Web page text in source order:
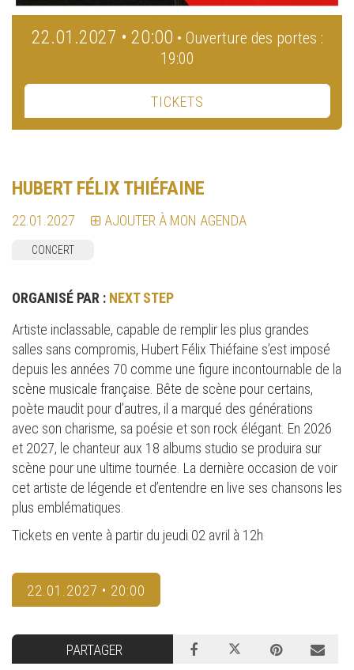
22.01.2027 • 20:00 • Ouverture des portes :
19:00
TICKETS
HUBERT FÉLIX THIÉFAINE
22.01.2027 AJOUTER À MON AGENDA
CONCERT
ORGANISÉ PAR : NEXT STEP
Artiste inclassable, capable de remplir les plus grandes
salles sans compromis, Hubert Félix Thiéfaine s’est imposé
depuis les années 70 comme une figure incontournable de la
scène musicale française. Bête de scène pour certains,
poète maudit pour d’autres, il a marqué des générations
avec son charisme, sa poésie et son rock élégant. En 2026
et 2027, le chanteur aux 18 albums studio se produira sur
scène pour une ultime tournée. La dernière occasion de voir
cet artiste de légende et d’entendre en live ses chansons les
plus emblématiques.
Tickets en vente à partir du jeudi 02 avril à 12h
22.01.2027 • 20:00
PARTAGER